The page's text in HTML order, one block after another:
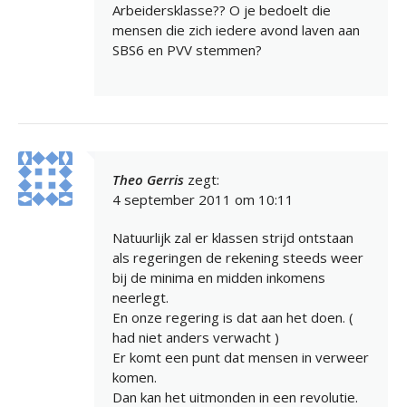
Arbeidersklasse?? O je bedoelt die
mensen die zich iedere avond laven aan
SBS6 en PVV stemmen?
Theo Gerris zegt:
4 september 2011 om 10:11
Natuurlijk zal er klassen strijd ontstaan
als regeringen de rekening steeds weer
bij de minima en midden inkomens
neerlegt.
En onze regering is dat aan het doen. (
had niet anders verwacht )
Er komt een punt dat mensen in verweer
komen.
Dan kan het uitmonden in een revolutie.